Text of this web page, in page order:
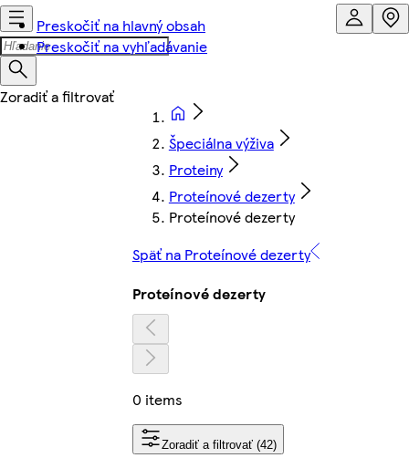
Preskočiť na hlavný obsah
Preskočiť na vyhľadávanie
Špeciálna výživa
Proteiny
Proteínové dezerty
Proteínové dezerty
Späť na Proteínové dezerty
Proteínové dezerty
0 items
Zoradiť a filtrovať (42)